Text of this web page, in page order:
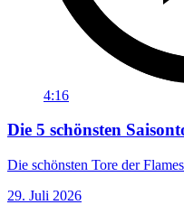
4:16
Die 5 schönsten
Die schönsten Tore der
29. Juli 2026